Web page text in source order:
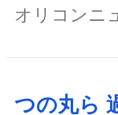
オリコンニ
つの丸ら